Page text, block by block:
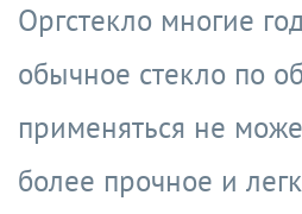
Оргстекло многие
обычное стекло по
применяться не
более прочное и